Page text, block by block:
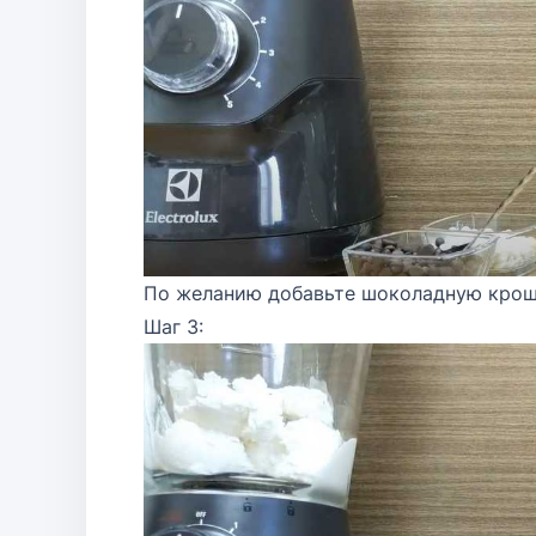
По желанию добавьте шоколадную
Шаг 3: